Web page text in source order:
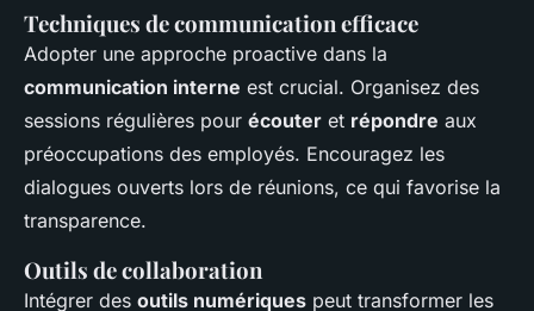
Techniques de communication efficace
Adopter une approche proactive dans la
communication interne est crucial. Organisez des
sessions régulières pour écouter et répondre aux
préoccupations des employés. Encouragez les
dialogues ouverts lors de réunions, ce qui favorise la
transparence.
Outils de collaboration
Intégrer des outils numériques peut transformer les